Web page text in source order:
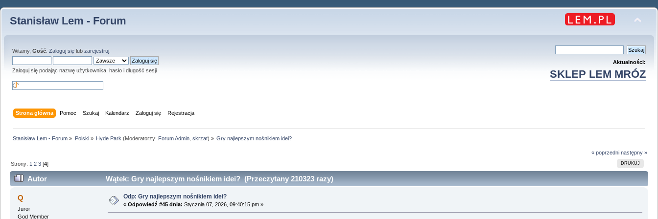
Stanisław Lem - Forum
Witamy, Gość Zaloguj się lub zarejestruj
Zaloguj się podając nazwę użytkownika, hasło i długość sesji
Aktualności:
SKLEP LEM MRÓZ
Strona główna Pomoc Szukaj Kalendarz Zaloguj się Rejestracja
Stanisław Lem - Forum » Polski» Hyde Park (Moderatorzy: Forum Admin, skrzat) » Gry najlepszym nośnikiem idei?
« poprzedni następny »
DRUKUJ
Strony: 1 2 3 [4]
Autor Wątek: Gry najlepszym nośnikiem idei? (Przeczytany 210323 razy)
Q
Juror
God Member
Odp: Gry najlepszym nośnikiem idei?
« Odpowiedź #45 dnia: Stycznia 07, 2026, 09:40:15 pm »